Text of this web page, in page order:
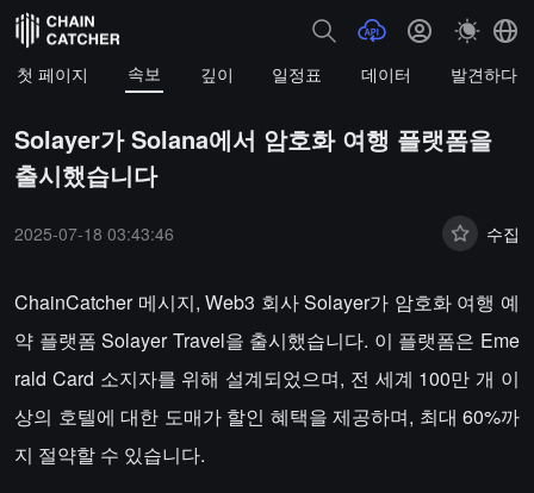
첫 페이지 속보 깊이 일정표 데이터 발견하다
Solayer가 Solana에서 암호화 여행 플랫폼을
출시했습니다
2025-07-18 03:43:46 수집
ChainCatcher 메시지, Web3 회사 Solayer가 암호화 여행 예
약 플랫폼 Solayer Travel을 출시했습니다. 이 플랫폼은 Eme
rald Card 소지자를 위해 설계되었으며, 전 세계 100만 개 이
상의 호텔에 대한 도매가 할인 혜택을 제공하며, 최대 60%까
지 절약할 수 있습니다.